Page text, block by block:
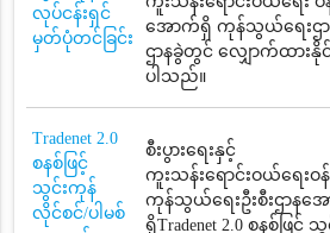
လုပ်ငန်းရှင်
မှတ်ပုံတင်ခြင်း
အောက်ရှိ ကုန်သွယ်ရေးဌာန
ဌာနခွဲတွင် လျှောက်ထားနို
ပါသည်။
Tradenet 2.0
စနစ်ဖြင့်
သွင်းကုန်
လိုင်စင်/ပါမစ်
စီးပွားရေးနှင့်
ကူးသန်းရောင်းဝယ်ရေးဝန်
ကုန်သွယ်ရေးဦးစီးဌာနအ
ရှိTradenet 2.0 စနစ်ဖြင့်